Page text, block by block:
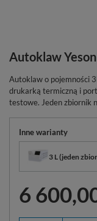
Autoklaw Yeson
Autoklaw o pojemności
drukarką termiczną i
testowe. Jeden zbiornik
Inne warianty
3 L (jeden
6